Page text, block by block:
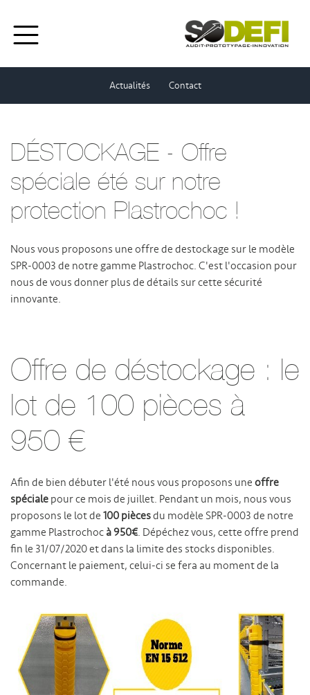
Actualités Contact
DÉSTOCKAGE - Offre
spéciale été sur notre
protection Plastrochoc !
Nous vous proposons une offre de destockage sur le modèle
SPR-0003 de notre gamme Plastrochoc. C'est l'occasion pour
nous de vous donner plus de détails sur cette sécurité
innovante.
Offre de déstockage : le
lot de 100 pièces à
950 €
Afin de bien débuter l'été nous vous proposons une offre
spéciale pour ce mois de juillet. Pendant un mois, nous vous
proposons le lot de 100 piècesdu modèle SPR-0003 de notre
gamme Plastrochoc à 950€. Dépéchez vous, cette offre prend
fin le 31/07/2020 et dans la limite des stocks disponibles.
Concernant le paiement, celui-ci se fera au moment de la
commande.